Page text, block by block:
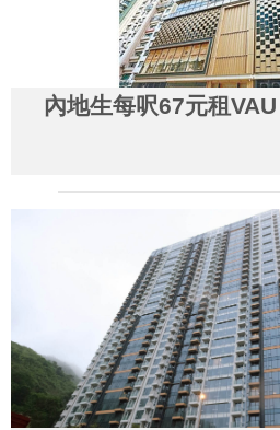
內地生每呎67元租